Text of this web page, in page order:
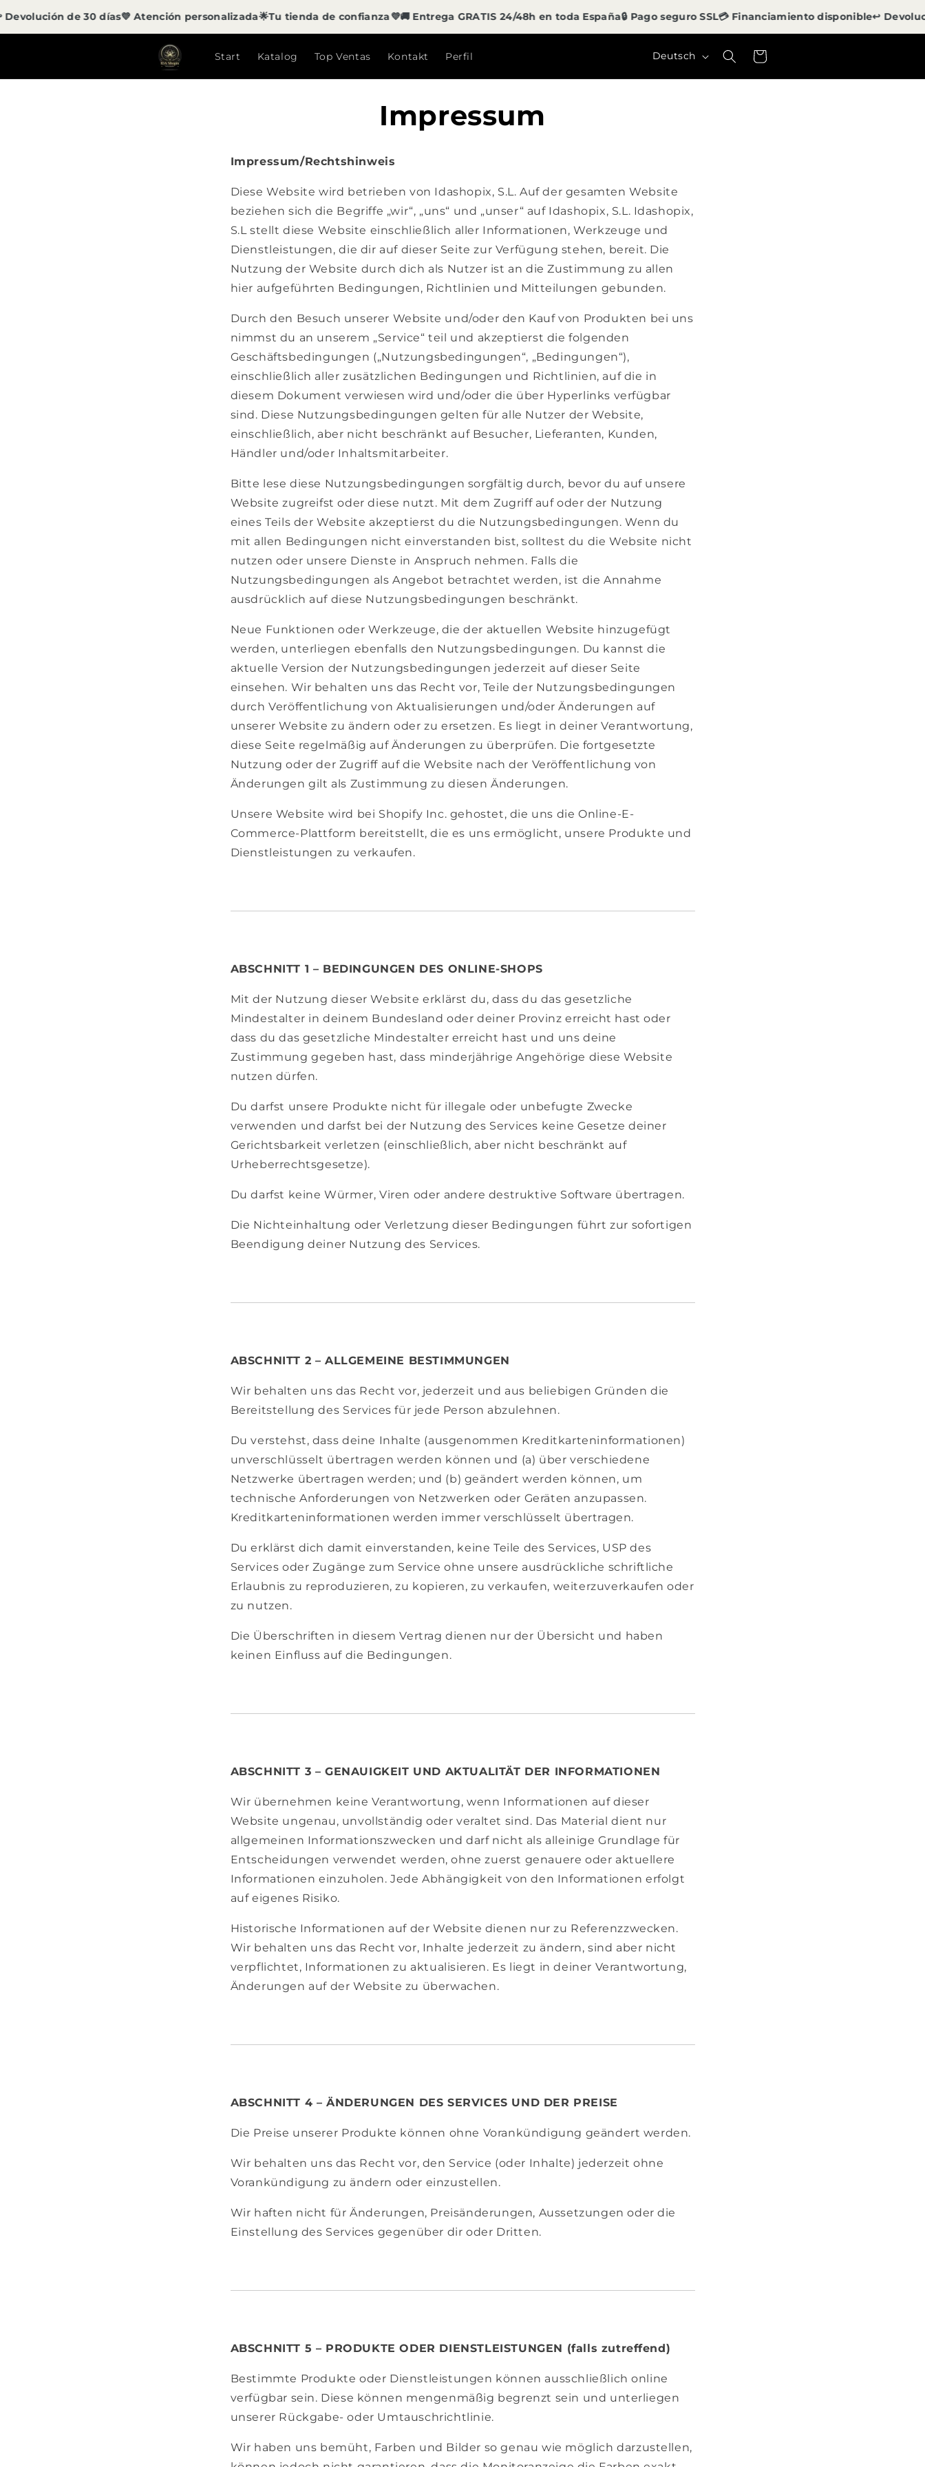
zumde 30 días💜 Atención personalizada🌟Tu tienda de confianza💜🚚 Entrega GRATIS 24/48h en toda España🔒 Pago seguro SSL💳 Financiamiento disponible↩️ Devolución
Start Katalog Top Ventas Kontakt Perfil
S
p
Deutsch Warenkorb
Impressum
Impressum/Rechtshinweis
Diese Website wird betrieben von Idashopix, S.L. Auf der gesamten Website
beziehen sich die Begriffe „wir“, „uns“ und „unser“ auf Idashopix, S.L. Idashopix,
S.L stellt diese Website einschließlich aller Informationen, Werkzeuge und
Dienstleistungen, die dir auf dieser Seite zur Verfügung stehen, bereit. Die
Nutzung der Website durch dich als Nutzer ist an die Zustimmung zu allen
hier aufgeführten Bedingungen, Richtlinien und Mitteilungen gebunden.
Durch den Besuch unserer Website und/oder den Kauf von Produkten bei uns
nimmst du an unserem „Service“ teil und akzeptierst die folgenden
Geschäftsbedingungen („Nutzungsbedingungen“, „Bedingungen“),
einschließlich aller zusätzlichen Bedingungen und Richtlinien, auf die in
diesem Dokument verwiesen wird und/oder die über Hyperlinks verfügbar
sind. Diese Nutzungsbedingungen gelten für alle Nutzer der Website,
einschließlich, aber nicht beschränkt auf Besucher, Lieferanten, Kunden,
Händler und/oder Inhaltsmitarbeiter.
Bitte lese diese Nutzungsbedingungen sorgfältig durch, bevor du auf unsere
Website zugreifst oder diese nutzt. Mit dem Zugriff auf oder der Nutzung
eines Teils der Website akzeptierst du die Nutzungsbedingungen. Wenn du
mit allen Bedingungen nicht einverstanden bist, solltest du die Website nicht
nutzen oder unsere Dienste in Anspruch nehmen. Falls die
Nutzungsbedingungen als Angebot betrachtet werden, ist die Annahme
ausdrücklich auf diese Nutzungsbedingungen beschränkt.
Neue Funktionen oder Werkzeuge, die der aktuellen Website hinzugefügt
werden, unterliegen ebenfalls den Nutzungsbedingungen. Du kannst die
aktuelle Version der Nutzungsbedingungen jederzeit auf dieser Seite
einsehen. Wir behalten uns das Recht vor, Teile der Nutzungsbedingungen
durch Veröffentlichung von Aktualisierungen und/oder Änderungen auf
unserer Website zu ändern oder zu ersetzen. Es liegt in deiner Verantwortung,
diese Seite regelmäßig auf Änderungen zu überprüfen. Die fortgesetzte
Nutzung oder der Zugriff auf die Website nach der Veröffentlichung von
Änderungen gilt als Zustimmung zu diesen Änderungen.
Unsere Website wird bei Shopify Inc. gehostet, die uns die Online-E-
Commerce-Plattform bereitstellt, die es uns ermöglicht, unsere Produkte und
Dienstleistungen zu verkaufen.
ABSCHNITT 1 – BEDINGUNGEN DES ONLINE-SHOPS
Mit der Nutzung dieser Website erklärst du, dass du das gesetzliche
Mindestalter in deinem Bundesland oder deiner Provinz erreicht hast oder
dass du das gesetzliche Mindestalter erreicht hast und uns deine
Zustimmung gegeben hast, dass minderjährige Angehörige diese Website
nutzen dürfen.
Du darfst unsere Produkte nicht für illegale oder unbefugte Zwecke
verwenden und darfst bei der Nutzung des Services keine Gesetze deiner
Gerichtsbarkeit verletzen (einschließlich, aber nicht beschränkt auf
Urheberrechtsgesetze).
Du darfst keine Würmer, Viren oder andere destruktive Software übertragen.
Die Nichteinhaltung oder Verletzung dieser Bedingungen führt zur sofortigen
Beendigung deiner Nutzung des Services.
ABSCHNITT 2 – ALLGEMEINE BESTIMMUNGEN
Wir behalten uns das Recht vor, jederzeit und aus beliebigen Gründen die
Bereitstellung des Services für jede Person abzulehnen.
Du verstehst, dass deine Inhalte (ausgenommen Kreditkarteninformationen)
unverschlüsselt übertragen werden können und (a) über verschiedene
Netzwerke übertragen werden; und (b) geändert werden können, um
technische Anforderungen von Netzwerken oder Geräten anzupassen.
Kreditkarteninformationen werden immer verschlüsselt übertragen.
Du erklärst dich damit einverstanden, keine Teile des Services, USP des
Services oder Zugänge zum Service ohne unsere ausdrückliche schriftliche
Erlaubnis zu reproduzieren, zu kopieren, zu verkaufen, weiterzuverkaufen oder
zu nutzen.
Die Überschriften in diesem Vertrag dienen nur der Übersicht und haben
keinen Einfluss auf die Bedingungen.
ABSCHNITT 3 – GENAUIGKEIT UND AKTUALITÄT DER INFORMATIONEN
Wir übernehmen keine Verantwortung, wenn Informationen auf dieser
Website ungenau, unvollständig oder veraltet sind. Das Material dient nur
allgemeinen Informationszwecken und darf nicht als alleinige Grundlage für
Entscheidungen verwendet werden, ohne zuerst genauere oder aktuellere
Informationen einzuholen. Jede Abhängigkeit von den Informationen erfolgt
auf eigenes Risiko.
Historische Informationen auf der Website dienen nur zu Referenzzwecken.
Wir behalten uns das Recht vor, Inhalte jederzeit zu ändern, sind aber nicht
verpflichtet, Informationen zu aktualisieren. Es liegt in deiner Verantwortung,
Änderungen auf der Website zu überwachen.
ABSCHNITT 4 – ÄNDERUNGEN DES SERVICES UND DER PREISE
Die Preise unserer Produkte können ohne Vorankündigung geändert werden.
Wir behalten uns das Recht vor, den Service (oder Inhalte) jederzeit ohne
Vorankündigung zu ändern oder einzustellen.
Wir haften nicht für Änderungen, Preisänderungen, Aussetzungen oder die
Einstellung des Services gegenüber dir oder Dritten.
ABSCHNITT 5 – PRODUKTE ODER DIENSTLEISTUNGEN (falls zutreffend)
Bestimmte Produkte oder Dienstleistungen können ausschließlich online
verfügbar sein. Diese können mengenmäßig begrenzt sein und unterliegen
unserer Rückgabe- oder Umtauschrichtlinie.
Wir haben uns bemüht, Farben und Bilder so genau wie möglich darzustellen,